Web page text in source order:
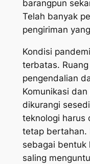
barangpun
Telah banyak
pengiriman
Kondisi
terbatas.
pengendalian
Komunikasi
dikurangi
teknologi harus
tetap bertahan.
sebagai bentuk
saling